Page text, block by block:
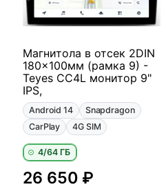
Магнитола в отсек 2DIN
180x100мм (рамка 9) -
Teyes CC4L монитор 9"
IPS,
Android 14
Snapdragon
CarPlay
4G SIM
4/64 ГБ
26 650 ₽